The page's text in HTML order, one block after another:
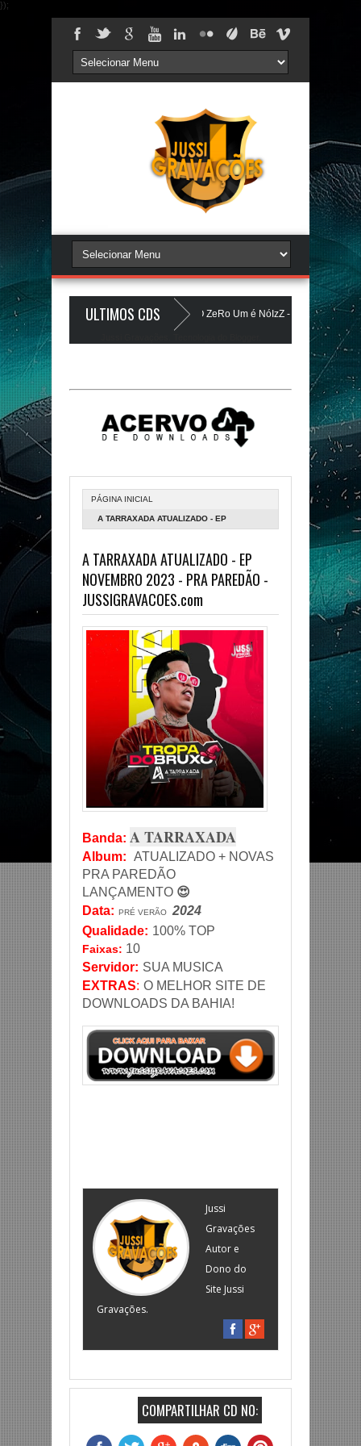
});
ULTIMOS CDS
DOS PAREDÕES - AGOSTO 2026 - O ZeRo Um é NóIzZ -
- LANÇAMENTO - JUSSIGRAVACOES.com BEATS PAREDÃO
PÁGINA INICIAL
A TARRAXADA ATUALIZADO - EP
JUSSIGRAVACOES.COM
A TARRAXADA ATUALIZADO - EP
NOVEMBRO 2023 - PRA PAREDÃO -
JUSSIGRAVACOES.com
Banda: A TARRAXADA
Album: ATUALIZADO + NOVAS
PRA PAREDÃO
LANÇAMENTO 😍
Data: PRÉ VERÃO 2024
Qualidade: 100% TOP
Faixas: 10
Servidor: SUA MUSICA
EXTRAS: O MELHOR SITE DE
DOWNLOADS DA BAHIA!
Jussi
Gravações
Autor e
Dono do
Site Jussi
Gravações.
COMPARTILHAR CD NO: